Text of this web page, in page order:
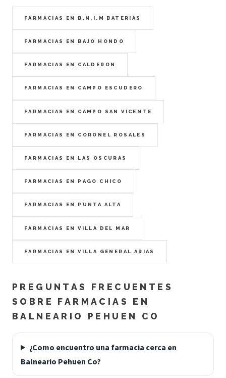
FARMACIAS EN B.N.I.M BATERIAS
FARMACIAS EN BAJO HONDO
FARMACIAS EN CALDERON
FARMACIAS EN CAMPO ESCUDERO
FARMACIAS EN CAMPO SAN VICENTE
FARMACIAS EN CORONEL ROSALES
FARMACIAS EN LAS OSCURAS
FARMACIAS EN PAGO CHICO
FARMACIAS EN PUNTA ALTA
FARMACIAS EN VILLA DEL MAR
FARMACIAS EN VILLA GENERAL ARIAS
PREGUNTAS FRECUENTES
SOBRE FARMACIAS EN
BALNEARIO PEHUEN CO
¿Como encuentro una farmacia cerca en
Balneario Pehuen Co?